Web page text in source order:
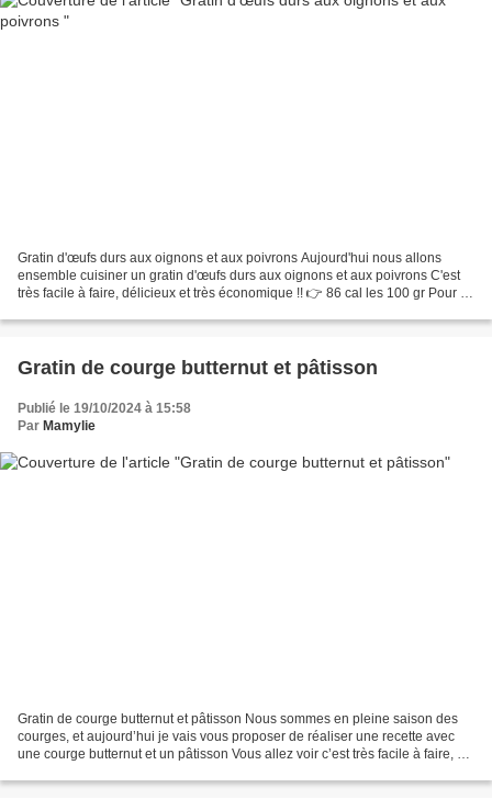
Gratin d'œufs durs aux oignons et aux poivrons Aujourd'hui nous allons
ensemble cuisiner un gratin d'œufs durs aux oignons et aux poivrons C'est
très facile à faire, délicieux et très économique !! 👉 86 cal les 100 gr Pour 4
Gratin de courge butternut et pâtisson
Publié le 19/10/2024 à 15:58
Par Mamylie
Gratin de courge butternut et pâtisson Nous sommes en pleine saison des
courges, et aujourd’hui je vais vous proposer de réaliser une recette avec
une courge butternut et un pâtisson Vous allez voir c’est très facile à faire, et